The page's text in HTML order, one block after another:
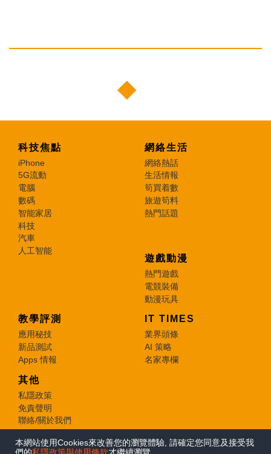
本網站使用Cookies來改善您的瀏覽體驗, 請確定您同意及接受我
科技焦點
iPhone
5G流動
電腦
數碼
智能家居
科技
汽車
人工智能
網絡生活
網絡熱話
生活情報
筍買着數
旅遊筍料
熱門話題
遊戲動漫
熱門遊戲
電競裝備
動漫玩具
教學評測
應用秘技
新品測試
Apps 情報
IT TIMES
業界頭條
AI 策略
名家專欄
其他
私隱政策
免責聲明
聯絡/關於我們
© 2026 e-zone. All Rights Reserved.